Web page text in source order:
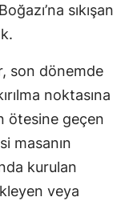
sıkışan
son dönemde
noktasına
ötesine geçen
masanın
kurulan
veya